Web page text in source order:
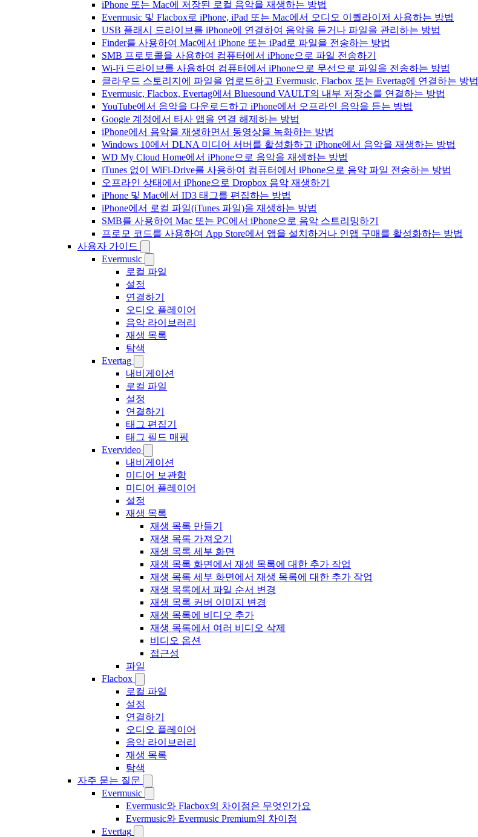
iPhone 또는 Mac에 저장된 로컬 음악을 재생하는 방법
Evermusic 및 Flacbox로 iPhone, iPad 또는 Mac에서 오디오 이퀄라이저 사용하는 방법
USB 플래시 드라이브를 iPhone에 연결하여 음악을 듣거나 파일을 관리하는 방법
Finder를 사용하여 Mac에서 iPhone 또는 iPad로 파일을 전송하는 방법
SMB 프로토콜을 사용하여 컴퓨터에서 iPhone으로 파일 전송하기
Wi-Fi 드라이브를 사용하여 컴퓨터에서 iPhone으로 무선으로 파일을 전송하는 방법
클라우드 스토리지에 파일을 업로드하고 Evermusic, Flacbox 또는 Evertag에 연결하는 방법
Evermusic, Flacbox, Evertag에서 Bluesound VAULT의 내부 저장소를 연결하는 방법
YouTube에서 음악을 다운로드하고 iPhone에서 오프라인 음악을 듣는 방법
Google 계정에서 타사 앱을 연결 해제하는 방법
iPhone에서 음악을 재생하면서 동영상을 녹화하는 방법
Windows 10에서 DLNA 미디어 서버를 활성화하고 iPhone에서 음악을 재생하는 방법
WD My Cloud Home에서 iPhone으로 음악을 재생하는 방법
iTunes 없이 WiFi-Drive를 사용하여 컴퓨터에서 iPhone으로 음악 파일 전송하는 방법
오프라인 상태에서 iPhone으로 Dropbox 음악 재생하기
iPhone 및 Mac에서 ID3 태그를 편집하는 방법
iPhone에서 로컬 파일(iTunes 파일)을 재생하는 방법
SMB를 사용하여 Mac 또는 PC에서 iPhone으로 음악 스트리밍하기
프로모 코드를 사용하여 App Store에서 앱을 설치하거나 인앱 구매를 활성화하는 방법
사용자 가이드
Evermusic
로컬 파일
설정
연결하기
오디오 플레이어
음악 라이브러리
재생 목록
탐색
Evertag
내비게이션
로컬 파일
설정
연결하기
태그 편집기
태그 필드 매핑
Evervideo
내비게이션
미디어 보관함
미디어 플레이어
설정
재생 목록
재생 목록 만들기
재생 목록 가져오기
재생 목록 세부 화면
재생 목록 화면에서 재생 목록에 대한 추가 작업
재생 목록 세부 화면에서 재생 목록에 대한 추가 작업
재생 목록에서 파일 순서 변경
재생 목록 커버 이미지 변경
재생 목록에 비디오 추가
재생 목록에서 여러 비디오 삭제
비디오 옵션
접근성
파일
Flacbox
로컬 파일
설정
연결하기
오디오 플레이어
음악 라이브러리
재생 목록
탐색
자주 묻는 질문
Evermusic
Evermusic와 Flacbox의 차이점은 무엇인가요
Evermusic와 Evermusic Premium의 차이점
Evertag